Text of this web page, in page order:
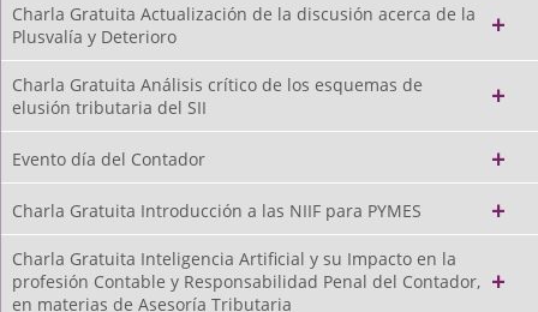
Charla Gratuita Actualización de la discusión acerca de la
Plusvalía y Deterioro
Charla Gratuita Análisis crítico de los esquemas de
elusión tributaria del SII
Evento día del Contador
Charla Gratuita Introducción a las NIIF para PYMES
Charla Gratuita Inteligencia Artificial y su Impacto en la
profesión Contable y Responsabilidad Penal del Contador,
en materias de Asesoría Tributaria